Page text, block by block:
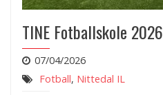
TINE Fotballskole 2026
07/04/2026
Fotball, Nittedal IL